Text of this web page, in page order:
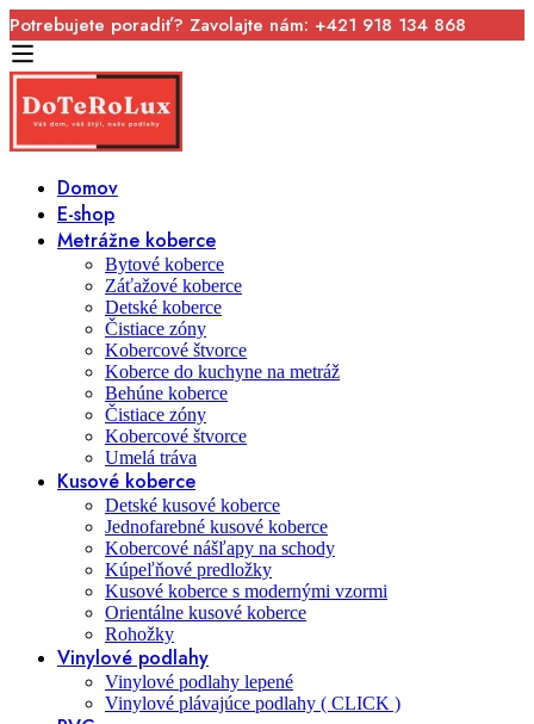
Potrebujete poradiť? Zavolajte nám: +421 918 134 868
Domov
E-shop
Metrážne koberce
Bytové koberce
Záťažové koberce
Detské koberce
Čistiace zóny
Kobercové štvorce
Koberce do kuchyne na metráž
Behúne koberce
Čistiace zóny
Kobercové štvorce
Umelá tráva
Kusové koberce
Detské kusové koberce
Jednofarebné kusové koberce
Kobercové nášľapy na schody
Kúpeľňové predložky
Kusové koberce s modernými vzormi
Orientálne kusové koberce
Rohožky
Vinylové podlahy
Vinylové podlahy lepené
Vinylové plávajúce podlahy ( CLICK )